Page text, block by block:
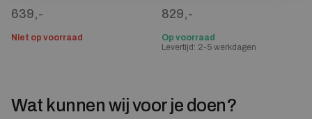
639,-
Niet op voorraad
829,-
Op voorraad
Levertijd: 2-5 werkdagen
Wat kunnen wij voor je doen?